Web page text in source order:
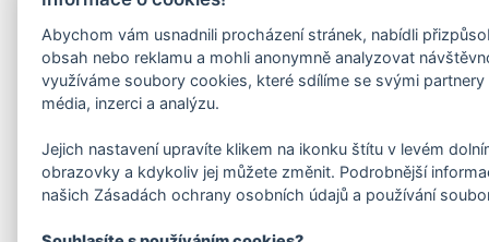
Abychom vám usnadnili procházení stránek, nabídli
obsah nebo reklamu a mohli anonymně analyzovat
využíváme soubory cookies, které sdílíme se svými
média, inzerci a analýzu.
Jejich nastavení upravíte klikem na ikonku štítu v levém
obrazovky a kdykoliv jej můžete změnit. Podrobnější
našich Zásadách ochrany osobních údajů a používání